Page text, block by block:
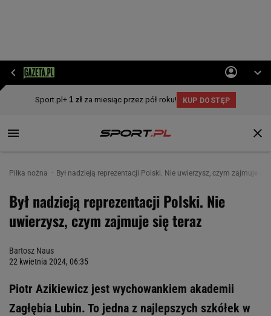
Piłka nożna Był nadzieją reprezentacji Polski. Nie uwierzysz, czym zajmuje się
Był nadzieją reprezentacji Polski. Nie
uwierzysz, czym zajmuje się teraz
Bartosz Naus
22 kwietnia 2024, 06:35
Piotr Azikiewicz jest wychowankiem akademii
Zagłębia Lubin. To jedna z najlepszych szkółek w